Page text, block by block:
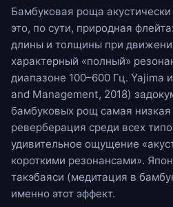
Бамбуковая роща
это, по сути, природная
длины и толщины при
характерный «полный»
диапазоне 100–600 Гц. Yajima
and Management, 2018)
бамбуковых рощ самая низкая
реверберация среди всех
удивительное ощущение
короткими резонансами».
такэбаяси (медитация в
именно этот эффект.